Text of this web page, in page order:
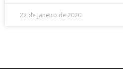
22 de janeiro de 2020